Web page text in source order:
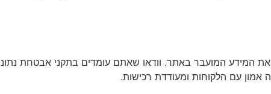
אמון עם הלקוחות ומעודדת רכישות.